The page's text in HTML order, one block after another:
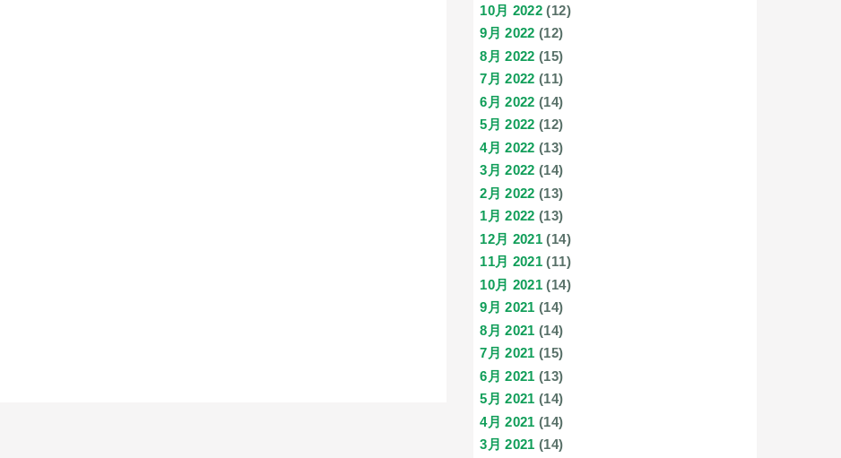
10月 2022 (12)
9月 2022 (12)
8月 2022 (15)
7月 2022 (11)
6月 2022 (14)
5月 2022 (12)
4月 2022 (13)
3月 2022 (14)
2月 2022 (13)
1月 2022 (13)
12月 2021 (14)
11月 2021 (11)
10月 2021 (14)
9月 2021 (14)
8月 2021 (14)
7月 2021 (15)
6月 2021 (13)
5月 2021 (14)
4月 2021 (14)
3月 2021 (14)